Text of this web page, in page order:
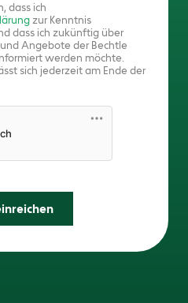
dass ich
zur Kenntnis
dass ich zukünftig über
Angebote der Bechtle
werden möchte.
sich jederzeit am Ende der